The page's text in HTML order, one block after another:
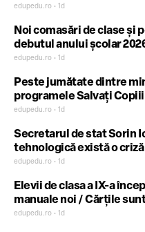
toamnă, au fost
elaborează subiectele
edupedu.ro • 1d
Noi comasări de clase și
debutul anului școlar
Alin Badea, prim-
oamenii rămân fără
învățătorii, cu educatorii?
edupedu.ro • 1d
Peste jumătate dintre
programele Salvați
străinătate, vor ca aceștia
edupedu.ro • 1d
Secretarul de stat Sorin
tehnologică există o
de maiștri-instructori
edupedu.ro • 1d
Elevii de clasa a IX-a
manuale noi / Cărțile
de profil și specializare
edupedu.ro • 1d